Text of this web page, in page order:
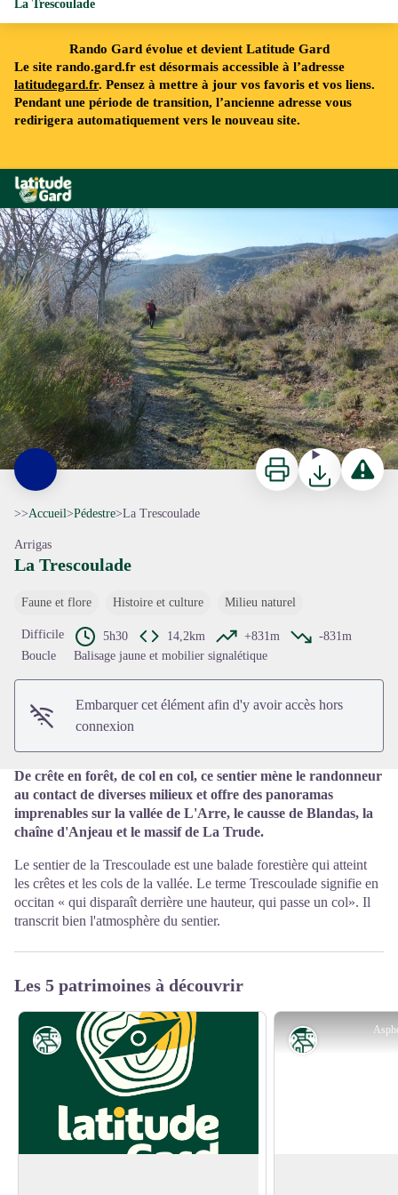
Rando Gard évolue et devient Latitude Gard
Le site rando.gard.fr est désormais accessible à l’adresse
latitudegard.fr. Pensez à mettre à jour vos favoris et vos liens.
Pendant une période de transition, l’ancienne adresse vous
redirigera automatiquement vers le nouveau site.
Rando Gard
La Trescoulade
Voir l'image en plein écran
ImprimerTéléchargerSignaler
>>Accueil>Pédestre>La Trescoulade
Arrigas
La Trescoulade
Faune et flore Histoire et culture Milieu naturel
Difficile 5h30 14,2km +831m
-831m
Boucle
Balisage jaune et mobilier signalétique
Embarquer cet élément afin d'y avoir accès hors
connexion
De crête en forêt, de col en col, ce sentier mène le randonneur
au contact de diverses milieux et offre des panoramas
imprenables sur la vallée de L'Arre, le causse de Blandas, la
chaîne d'Anjeau et le massif de La Trude.
Le sentier de la Trescoulade est une balade forestière qui atteint
les crêtes et les cols de la vallée. Le terme Trescoulade signifie en
occitan « qui disparaît derrière une hauteur, qui passe un col». Il
transcrit bien l'atmosphère du sentier.
Les 5 patrimoines à découvrir
Patrimoine Patrimoine